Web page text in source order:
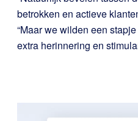
betrokken en actieve
“Maar we wilden een
extra herinnering en